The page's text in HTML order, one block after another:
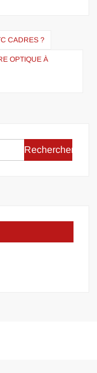
CADRES ?
OPTIQUE À
Rechercher :